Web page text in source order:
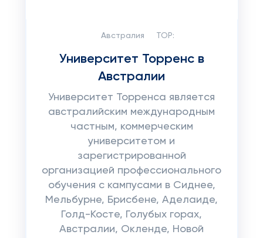
Австралия TOP:
Университет Торренс в
Австралии
Университет Торренса является
австралийским международным
частным, коммерческим
университетом и
зарегистрированной
организацией профессионального
обучения с кампусами в Сиднее,
Мельбурне, Брисбене, Аделаиде,
Голд-Косте, Голубых горах,
Австралии, Окленде, Новой